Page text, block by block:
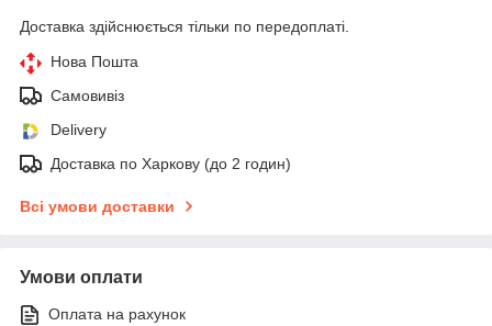
Доставка здійснюється тільки по передоплаті.
Нова Пошта
Самовивіз
Delivery
Доставка по Харкову (до 2 годин)
Всі умови доставки
Умови оплати
Оплата на рахунок